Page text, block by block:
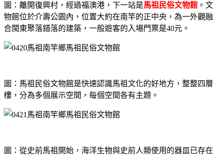
圖：離開復興村，經過福澳港，下一站是馬祖民俗文物館 。文
物館位於介壽公園內，位置大約在南竿的正中央，為一外觀融
合閩東聚落錯落的建築，一般遊客的入場門票是40元。
圖：馬祖民俗文物館是快速認識馬祖文化的好地方，整整四層
樓，分為多個展示空間，每個空間各有主題。
圖：從史前馬祖開始，海洋生物與史前人類使用的器皿已存在